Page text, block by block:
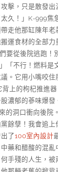
擊，只是散發
久！」K-999焦
走他那缸陳年老
運食材的全部
要從後院逃跑！
「不行！燃料是
。它用小嘴咬住
背上的枸杞推進
濃郁的蔘味爆
的洞口衝向後院
餘孽！我會追
了100室內設計
藥和醋酸的混
手殘的人生，被